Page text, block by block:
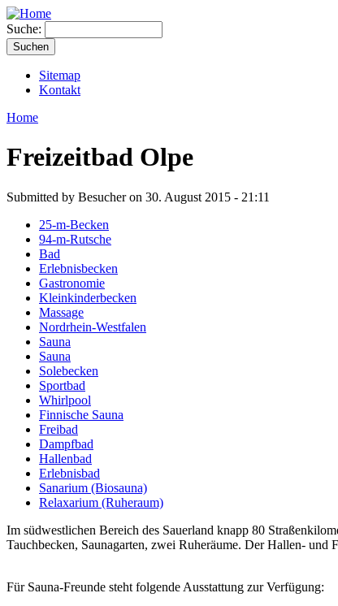
Suche:
Sitemap
Kontakt
Home
Freizeitbad Olpe
Submitted by Besucher on 30. August 2015 - 21:11
25-m-Becken
94-m-Rutsche
Bad
Erlebnisbecken
Gastronomie
Kleinkinderbecken
Massage
Nordrhein-Westfalen
Sauna
Sauna
Solebecken
Sportbad
Whirlpool
Finnische Sauna
Freibad
Dampfbad
Hallenbad
Erlebnisbad
Sanarium (Biosauna)
Relaxarium (Ruheraum)
Im südwestlichen Bereich des Sauerland knapp 80
Tauchbecken, Saunagarten, zwei Ruheräume. Der Hallen- und
Für Sauna-Freunde steht folgende Ausstattung zur Verfügung: